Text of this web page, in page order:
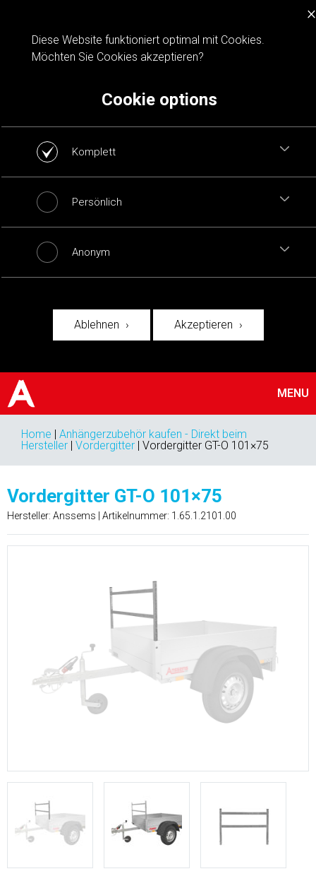
Cookie notification
×
Diese Website funktioniert optimal mit Cookies.
Möchten Sie Cookies akzeptieren?
Cookie options
Komplett
Persönlich
Anonym
Ablehnen Akzeptieren
MENU
Home | Anhängerzubehör kaufen - Direkt beim
Hersteller | Vordergitter | Vordergitter GT-O 101×75
Vordergitter GT-O 101×75
Hersteller: Anssems | Artikelnummer: 1.65.1.2101.00